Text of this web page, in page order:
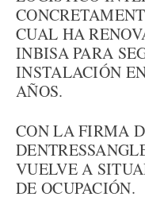
CUAL HA
INBISA PARA
INSTALACIÓN
AÑOS.
CON LA FIRMA
VUELVE A
DE OCUPACIÓN.